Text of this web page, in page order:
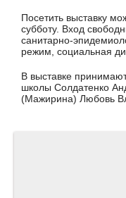
Посетить выставку
субботу. Вход
санитарно-
режим, социальная
В выставке
школы Солдатенко
(Мажирина) Любовь